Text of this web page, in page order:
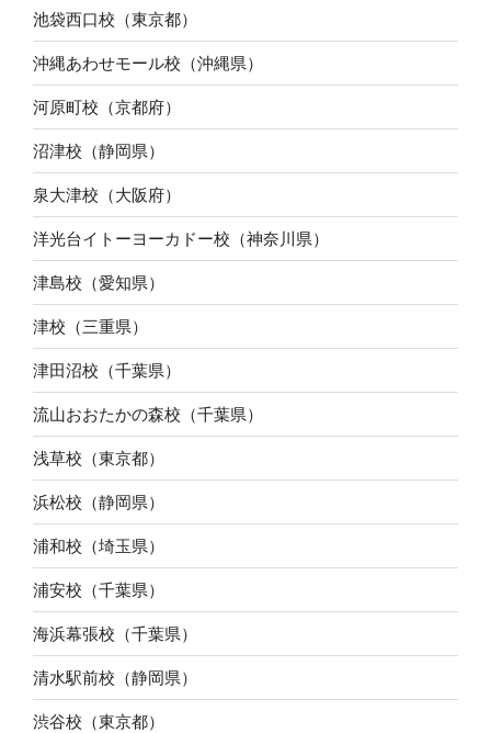
池袋西口校（東京都）
沖縄あわせモール校（沖縄県）
河原町校（京都府）
沼津校（静岡県）
泉大津校（大阪府）
洋光台イトーヨーカドー校（神奈川県）
津島校（愛知県）
津校（三重県）
津田沼校（千葉県）
流山おおたかの森校（千葉県）
浅草校（東京都）
浜松校（静岡県）
浦和校（埼玉県）
浦安校（千葉県）
海浜幕張校（千葉県）
清水駅前校（静岡県）
渋谷校（東京都）